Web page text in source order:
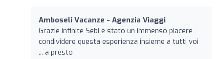
Amboseli Vacanze - Agenzia Viaggi
Grazie infinite Sebi è stato un immenso piacere
condividere questa esperienza insieme a tutti voi
... a presto